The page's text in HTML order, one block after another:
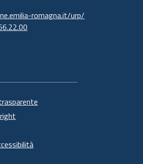
romagna.it/urp/